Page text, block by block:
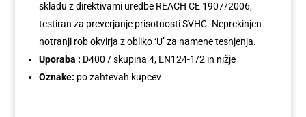
skladu z direktivami uredbe REACH CE 1907/2006,
testiran za preverjanje prisotnosti SVHC. Neprekinjen
notranji rob okvirja z obliko ‘U’ za namene tesnjenja.
Uporaba : D400 / skupina 4, EN124-1/2 in nižje
Oznake: po zahtevah kupcev